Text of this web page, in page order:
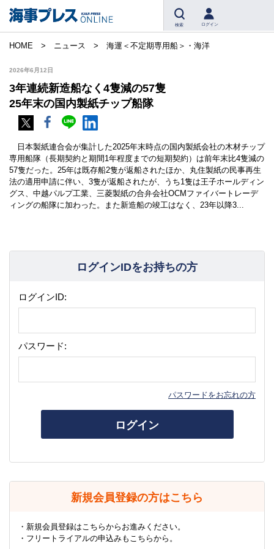
検索 ログイン
HOME ニュース 海運＜不定期専用船＞・海洋
2026年6月12日
3年連続新造船なく4隻減の57隻
25年末の国内製紙チップ船隊
日本製紙連合会が集計した2025年末時点の国内製紙会社の木材チップ
専用船隊（長期契約と期間1年程度までの短期契約）は前年末比4隻減の
57隻だった。25年は既存船2隻が返船されたほか、丸住製紙の民事再生
法の適用申請に伴い、3隻が返船されたが、うち1隻は王子ホールディン
グス、中越パルプ工業、三菱製紙の合弁会社OCMファイバートレーデ
ィングの船隊に加わった。また新造船の竣工はなく、23年以降3...
ログインIDをお持ちの方
ログインID:
パスワード:
パスワードをお忘れの方
ログイン
新規会員登録の方はこちら
・新規会員登録はこちらからお進みください。
・フリートライアルの申込みもこちらから。